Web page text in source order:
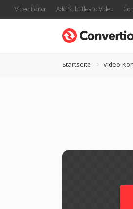
Video Editor Add Subtitles to Video
Startseite Video-